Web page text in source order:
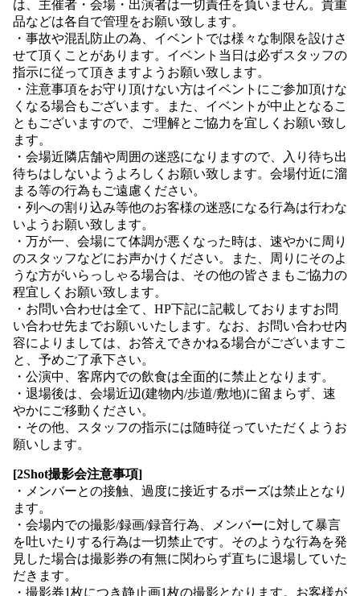
は、主催者・会場・出演者は一切責任を負いません。貴重
品などは各自で管理をお願い致します。
・事故や混乱防止の為、イベントでは様々な制限を設けさ
せて頂くことがあります。イベント当日は必ずスタッフの
指示に従って頂きますようお願い致します。
・注意事項をお守り頂けない方はイベントにご参加頂けな
くなる場合もございます。また、イベントが中止となるこ
ともございますので、ご理解とご協力を宜しくお願い致し
ます。
・会場近隣店舗や周囲の迷惑になりますので、入り待ち出
待ちはしないようよろしくお願い致します。会場付近に溜
まる等の行為もご遠慮ください。
・列への割り込み等他のお客様の迷惑になる行為は行わな
いようお願い致します。
・万が一、会場にて体調が悪くなった時は、速やかに周り
のスタッフなどにお声かけください。また、周りにそのよ
うな方がいらっしゃる場合は、その他の皆さまもご協力の
程宜しくお願い致します。
・お問い合わせは全て、HP下記に記載しておりますお問
い合わせ先までお願いいたします。なお、お問い合わせ内
容によりましては、お答えできかねる場合がございますこ
と、予めご了承下さい。
・公演中、客席内での飲食は全面的に禁止となります。
・退場後は、会場近辺(建物内/歩道/敷地)に留まらず、速
やかにご移動ください。
・その他、スタッフの指示には随時従っていただくようお
願いします。
[2Shot撮影会注意事項]
・メンバーとの接触、過度に接近するポーズは禁止となり
ます。
・会場内での撮影/録画/録音行為、メンバーに対して暴言
を吐いたりする行為は一切禁止です。そのような行為を発
見した場合は撮影券の有無に関わらず直ちに退場していた
だきます。
・撮影券1枚につき静止画1枚の撮影となります。お客様が